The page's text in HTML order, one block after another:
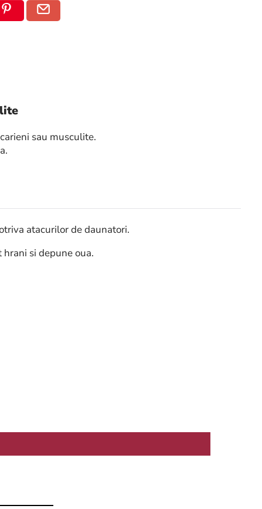
sau musculite.
atacurilor de daunatori.
hrani si depune oua.